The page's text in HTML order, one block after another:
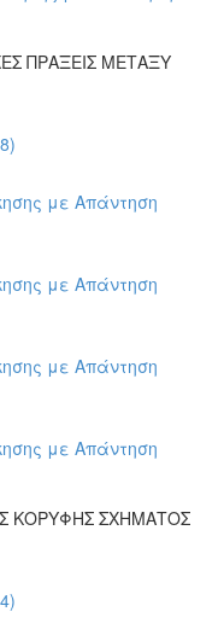
ΠΡΑΞΕΙΣ ΜΕΤΑΞΥ
με Απάντηση
με Απάντηση
με Απάντηση
με Απάντηση
ΚΟΡΥΦΗΣ ΣΧΗΜΑΤΟΣ